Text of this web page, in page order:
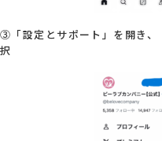
③「設定とサポート」を開き、
択